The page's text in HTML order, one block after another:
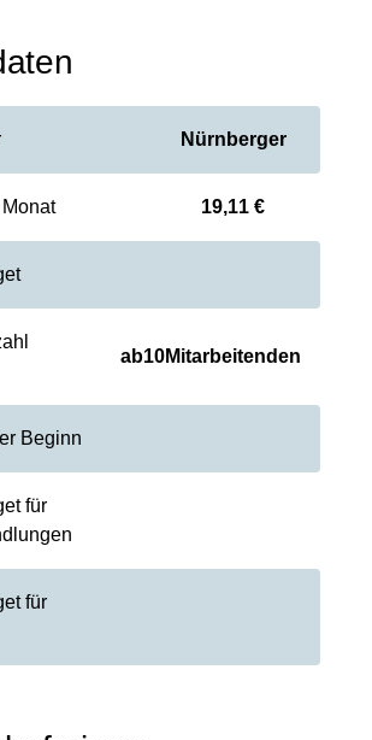
Nürnberger
19,11 €
ab10Mitarbeitenden
Beginn
für
für